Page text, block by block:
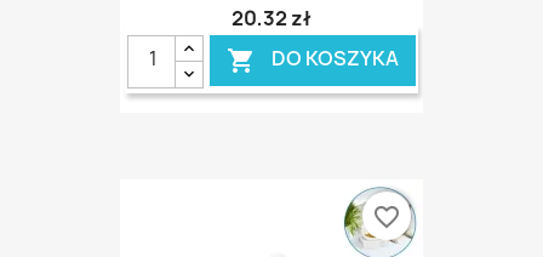
20,32 zł
 DO KOSZYKA
favorite_border